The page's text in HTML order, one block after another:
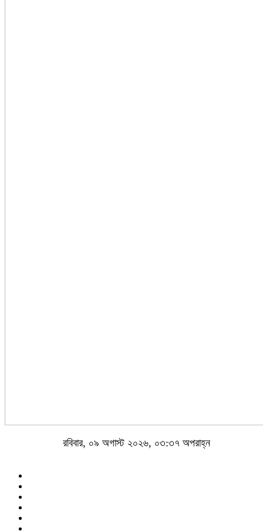
রবিবার, ০৯ অগাস্ট ২০২৬, ০৩:৩৭ অপরাহ্ন